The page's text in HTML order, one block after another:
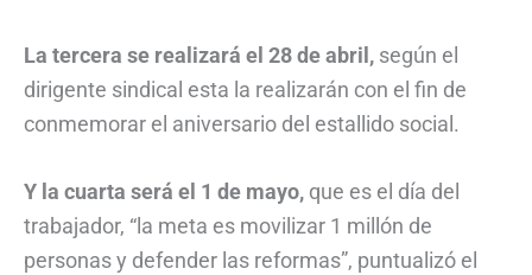
La tercera se realizará el 28 de abril, según el
dirigente sindical esta la realizarán con el fin de
conmemorar el aniversario del estallido social.
Y la cuarta será el 1 de mayo, que es el día del
trabajador, “la meta es movilizar 1 millón de
personas y defender las reformas”, puntualizó el